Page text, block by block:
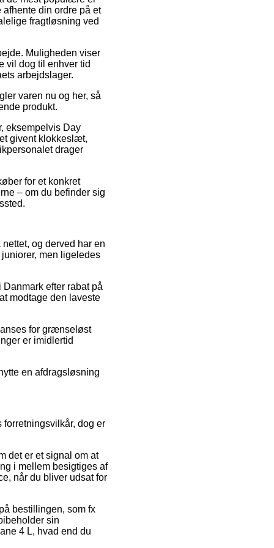
afhente din ordre på et
fragtløsning ved
Muligheden viser
vil dog til enhver tid
arbejdslager.
varen nu og her, så
produkt.
eksempelvis Day
givent klokkeslæt,
drager
for et konkret
– om du befinder sig
og derved har en
men ligeledes
efter rabat på
modtage den laveste
for grænseløst
er imidlertid
en afdragsløsning
dog er
det er et signal om at
i mellem besigtiges af
når du bliver udsat for
bestillingen, som fx
sin
4 L, hvad end du